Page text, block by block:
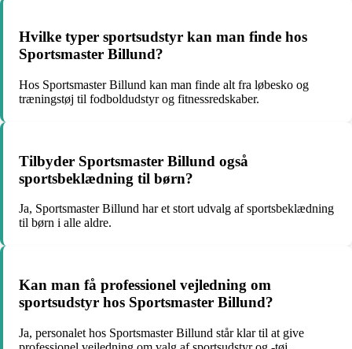
Hvilke typer sportsudstyr kan man finde hos
Sportsmaster Billund?
Hos Sportsmaster Billund kan man finde alt fra løbesko og
træningstøj til fodboldudstyr og fitnessredskaber.
Tilbyder Sportsmaster Billund også
sportsbeklædning til børn?
Ja, Sportsmaster Billund har et stort udvalg af sportsbeklædning
til børn i alle aldre.
Kan man få professionel vejledning om
sportsudstyr hos Sportsmaster Billund?
Ja, personalet hos Sportsmaster Billund står klar til at give